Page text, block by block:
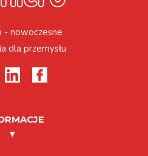
- nowoczesne
dla przemysłu